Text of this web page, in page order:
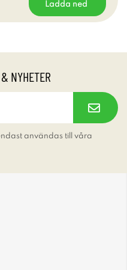
Ladda ned
NYHETER
användas till våra